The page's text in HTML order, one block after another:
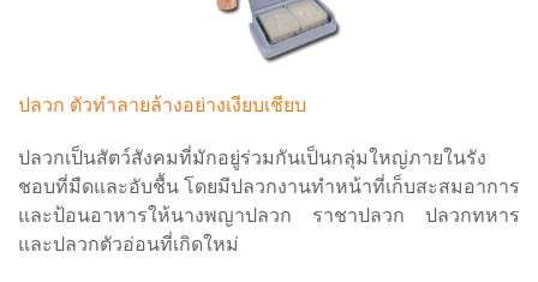
ปลวก ตัวทำลายล้างอย่างเงียบเชียบ
ปลวกเป็นสัตว์สังคมที่มักอยู่ร่วมกันเป็นกลุ่มใหญ่ภายในรัง
ชอบที่มืดและอับชื้น โดยมีปลวกงานทำหน้าที่เก็บสะสมอาการ
และป้อนอาหารให้นางพญาปลวก ราชาปลวก ปลวกทหาร
และปลวกตัวอ่อนที่เกิดใหม่